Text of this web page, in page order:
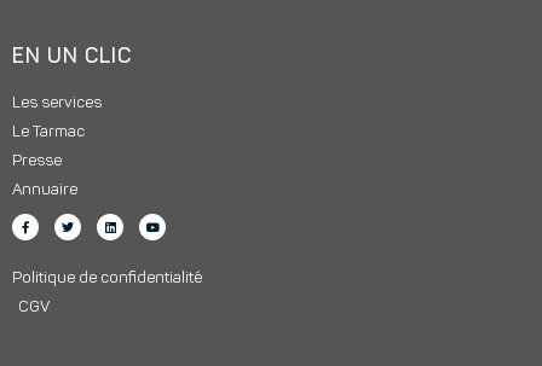
EN UN CLIC
Les services
Le Tarmac
Presse
Annuaire
Politique de confidentialité
CGV